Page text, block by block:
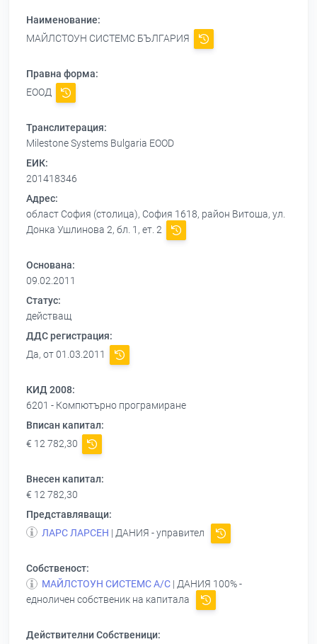
Наименование:
МАЙЛСТОУН СИСТЕМС БЪЛГАРИЯ
Правна форма:
ЕООД
Транслитерация:
Milestone Systems Bulgaria EOOD
ЕИК:
201418346
Адрес:
област София (столица), София 1618, район Витоша, ул.
Донка Ушлинова 2, бл. 1, ет. 2
Основана:
09.02.2011
Статус:
действащ
ДДС регистрация:
Да, от 01.03.2011
КИД 2008:
6201 - Компютърно програмиране
Вписан капитал:
€ 12 782,30
Внесен капитал:
€ 12 782,30
Представляващи:
ЛАРС ЛАРСЕН | ДАНИЯ - управител
Собственост:
МАЙЛСТОУН СИСТЕМС А/С | ДАНИЯ 100% -
едноличен собственик на капитала
Действителни Собственици: